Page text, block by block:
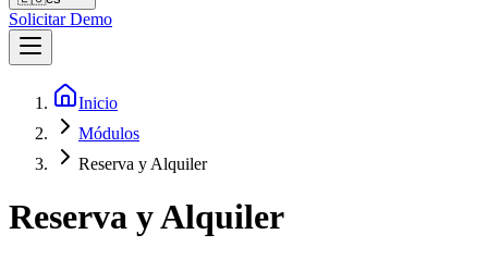
Solicitar Demo
Inicio
Módulos
Reserva y Alquiler
Reserva y Alquiler